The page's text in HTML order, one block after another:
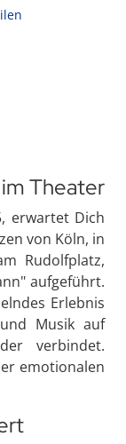
Theater
erwartet Dich
von Köln, in
Rudolfplatz,
aufgeführt.
Erlebnis
Musik auf
verbindet.
emotionalen